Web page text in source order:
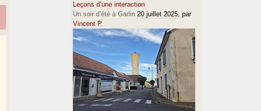
Leçons d’une interaction
Un soir d’été à Garlin 20 juillet 2025, par
Vincent P.